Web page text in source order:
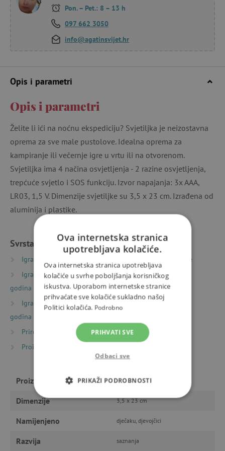
Pon. – Pet.: 8 – 13 h
097 662 3050
info@agatinsvijet.hr
Opis i parametri
Opis i parametri
Želite li ići na noćnu ekspediciju? Svjetiljka je neizostavna
oprema za sve male pustolove. Idealna oprema za
kampiranje ili večernje igre u vrtu ili na otvorenom.
Svjetiljka ima 4 načina osvjetljenja - 2 razine osvjetljenja,
trepćuće svjetlo i SOS funkciju. Izvor napajanja: 3x AAA,
LR03, 1,5 V. Dimenzije svjetiljke su 3,5 x 23 cm. Izrađena od
aluminija i plastike.
Svrstano u kategorije
Igračke prema starosti
Igre i igračke za predškolce
Igračke prema starosti
Igre i igračke za djecu od 6
godina
Igračke prema starosti
Igre i igračke za djecu od 9
godina
Priroda i sport
Pomagala za male istraživače
Proizvođači
Proizvođač HABA
Dimenzije 3,5 x 23 cm
Namijenjeno dječaku, djevojčici
Razvija saznanja
Ova internetska stranica
upotrebljava kolačiće.
Ova internetska stranica upotrebljava
kolačiće u svrhe poboljšanja korisničkog
iskustva. Uporabom internetske stranice
prihvaćate sve kolačiće sukladno našoj
Politici kolačića. Podrobno
PRIHVATI SVE
Odbaci sve
PRIKAŽI PODROBNOSTI
NUŽNO POTREBNI KOLAČIĆI
CILJANOST